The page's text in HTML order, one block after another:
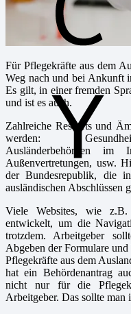
Für Pflegekräfte aus dem
Weg nach und bei Ankunft
Es gilt, in einer fremden
und ist es auch.
Zahlreiche Ressorts und
werden:
Ausländerbehörden im
Außenvertretungen, usw.
der Bundesrepublik, die
ausländischen Abschlüssen
Viele Websites, wie z.B.
entwickelt, um die
trotzdem. Arbeitgeber
Abgeben der Formulare
Pflegekräfte aus dem
hat ein Behördenantrag
nicht nur für die
Arbeitgeber. Das sollte